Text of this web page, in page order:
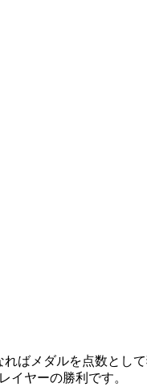
ばメダルを点数とし
イヤーの勝利です。